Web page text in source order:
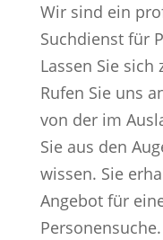
Wir sind ein
Suchdienst für
Lassen Sie
Rufen Sie uns
von der im
Sie aus den
wissen. Sie
Angebot für
Personensuche.